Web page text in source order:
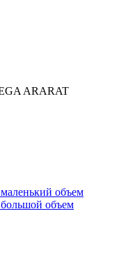
ARARAT
объем
объем